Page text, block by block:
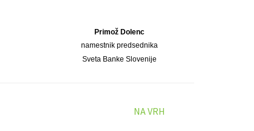
Primož Dolenc
namestnik predsednika
Sveta Banke Slovenije
NA VRH